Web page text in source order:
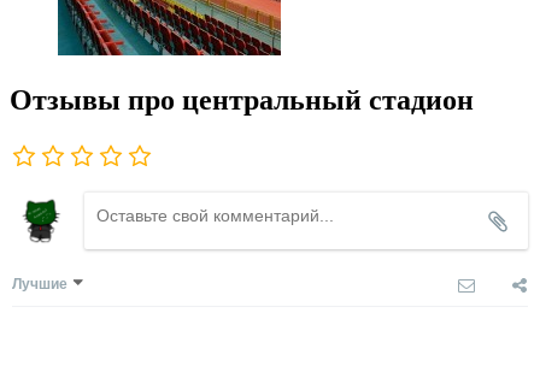
Отзывы про центральный стадион
Лучшие